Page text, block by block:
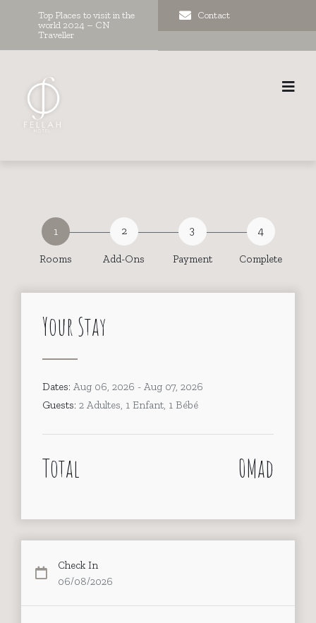
Top Places to visit in the
world 2024 – CN
Traveller
Contact
1
Rooms
2
Add-Ons
3
Payment
4
Complete
Your Stay
Dates: Aug 06, 2026 - Aug 07, 2026
Guests: 2 Adultes, 1 Enfant, 1 Bébé
Total 0Mad
Check In
06/08/2026